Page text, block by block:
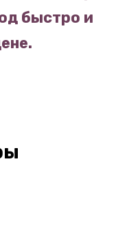
быстро и